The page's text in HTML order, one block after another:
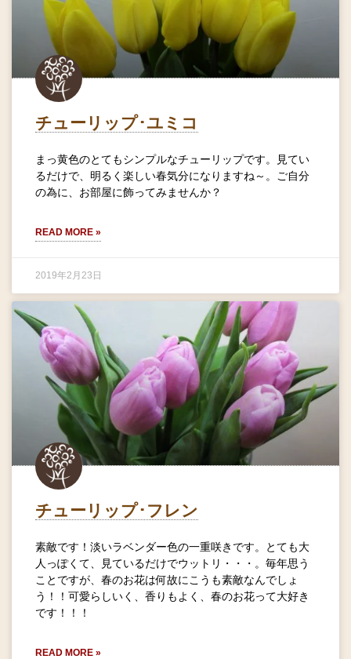
チューリップ･ユミコ
まっ黄色のとてもシンプルなチューリップです。見てい
るだけで、明るく楽しい春気分になりますね～。ご自分
の為に、お部屋に飾ってみませんか？
READ MORE »
2019年2月23日
チューリップ･フレン
素敵です！淡いラベンダー色の一重咲きです。とても大
人っぽくて、見ているだけでウットリ・・・。毎年思う
ことですが、春のお花は何故にこうも素敵なんでしょ
う！！可愛らしいく、香りもよく、春のお花って大好き
です！！！
READ MORE »